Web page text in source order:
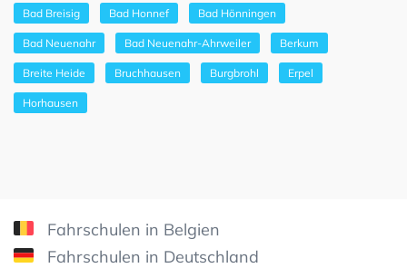
Bad Breisig Bad Honnef Bad Hönningen
Bad Neuenahr Bad Neuenahr-Ahrweiler Berkum
Breite Heide Bruchhausen Burgbrohl Erpel
Horhausen
Fahrschulen in Belgien
Fahrschulen in Deutschland